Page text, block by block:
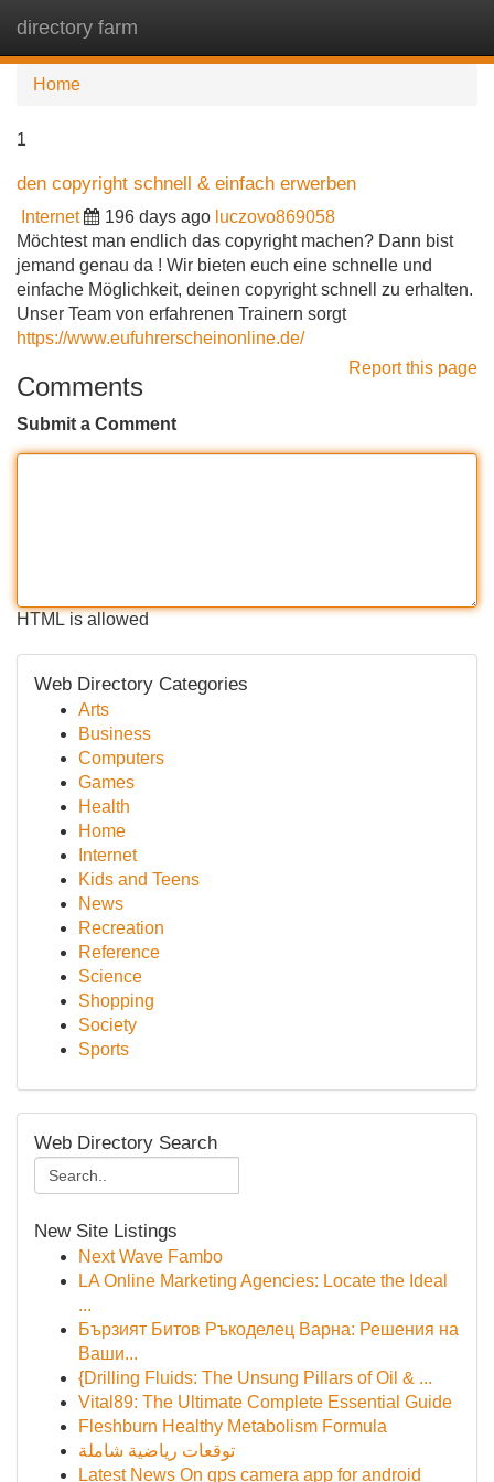
directory farm
Home
1
den copyright schnell & einfach erwerben
Internet 196 days ago luczovo869058
Möchtest man endlich das copyright machen? Dann bist
jemand genau da ! Wir bieten euch eine schnelle und
einfache Möglichkeit, deinen copyright schnell zu erhalten.
Unser Team von erfahrenen Trainern sorgt
https://www.eufuhrerscheinonline.de/
Report this page
Comments
Submit a Comment
HTML is allowed
Web Directory Categories
Arts
Business
Computers
Games
Health
Home
Internet
Kids and Teens
News
Recreation
Reference
Science
Shopping
Society
Sports
Web Directory Search
New Site Listings
Next Wave Fambo
LA Online Marketing Agencies: Locate the Ideal
...
Бързият Битов Ръкоделец Варна: Решения на
Ваши...
{Drilling Fluids: The Unsung Pillars of Oil & ...
Vital89: The Ultimate Complete Essential Guide
Fleshburn Healthy Metabolism Formula
توقعات رياضية شاملة
Latest News On gps camera app for android